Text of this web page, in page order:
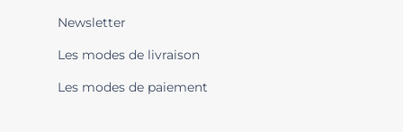
Newsletter
Les modes de livraison
Les modes de paiement